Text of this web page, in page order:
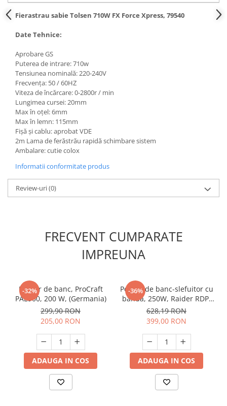
Hote bucatarie
Hota tavan
Hote cupolare
Hote decorative
Hote incorporabile
Hote insula
Hote telescopice
Hote traditionale
Masini de Spalat Rufe & Uscatoare
Accesorii masini de spalat &
uscatoare
Masini automate de spalat rufe
Masini de spalat rufe cu uscator
Masini de spalat rufe verticale
Masini de spalat vase incorporabile
Pachete Incorporabile
Pirostrii & Arzatoare
Plasa umbrire
Pompe de stropit
Radiatoare
Semanatoare,Plantatoare
Fierastrau sabie Tolsen 710W FX Force Xpress, 79540
Date Tehnice:
Aprobare GS
Puterea de intrare: 710w
Tensiunea nominală: 220-240V
Frecvența: 50 / 60HZ
Viteza de încărcare: 0-2800r / min
Lungimea cursei: 20mm
Max în oțel: 6mm
Max în lemn: 115mm
Fișă și cablu: aprobat VDE
2m Lama de ferăstrău rapidă schimbare sistem
Ambalare: cutie colox
Informatii conformitate produs
Review-uri(0)
FRECVENT CUMPARATE
IMPREUNA
-32%
Polizor de banc, ProCraft
PAE900, 200 W, (Germania)
299,90 RON
205,00 RON
ADAUGA IN COS
-36%
Polizor de banc-slefuitor cu
banda, 250W, Raider RDP-
BG05, Profesional
628,19 RON
399,00 RON
ADAUGA IN COS